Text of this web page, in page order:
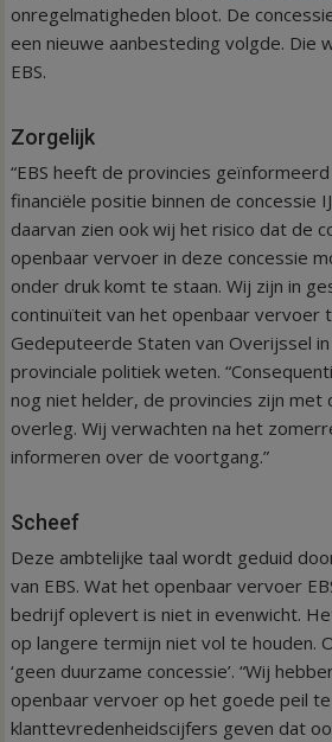
onregelmatigheden bloot. De
een nieuwe aanbesteding volgde. Die
EBS.
Zorgelijk
“EBS heeft de provincies
financiële positie binnen de concessie
daarvan zien ook wij het risico dat de
openbaar vervoer in deze concessie
onder druk komt te staan. Wij zijn in
continuïteit van het openbaar vervoer
Gedeputeerde Staten van Overijssel
provinciale politiek weten.
nog niet helder, de provincies zijn met
overleg. Wij verwachten na het
informeren over de voortgang.”
Scheef
Deze ambtelijke taal wordt geduid
van EBS. Wat het openbaar vervoer
bedrijf oplevert is niet in evenwicht.
op langere termijn niet vol te houden.
‘geen duurzame concessie’. “Wij
openbaar vervoer op het goede peil
klanttevredenheidscijfers geven dat